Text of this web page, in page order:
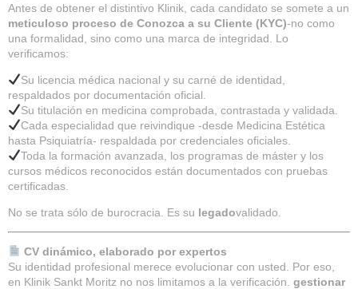
Antes de obtener el distintivo Klinik, cada candidato se somete a un
meticuloso proceso de Conozca a su Cliente (KYC)-no como
una formalidad, sino como una marca de integridad. Lo
verificamos:
Su licencia médica nacional y su carné de identidad,
respaldados por documentación oficial.
Su titulación en medicina comprobada, contrastada y validada.
Cada especialidad que reivindique -desde Medicina Estética
hasta Psiquiatría- respaldada por credenciales oficiales.
Toda la formación avanzada, los programas de máster y los
cursos médicos reconocidos están documentados con pruebas
certificadas.
No se trata sólo de burocracia. Es su legadovalidado.
CV dinámico, elaborado por expertos
Su identidad profesional merece evolucionar con usted. Por eso,
en Klinik Sankt Moritz no nos limitamos a la verificación. gestionar